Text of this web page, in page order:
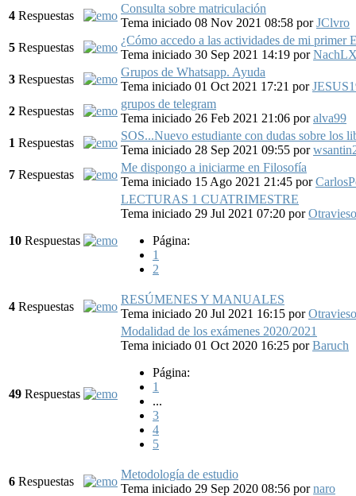
4 Respuestas
Consulta sobre matriculación
Tema iniciado 08 Nov 2021 08:58 porJClvro
5 Respuestas
¿Cómo accedo a las actividades de mi primer
Tema iniciado 30 Sep 2021 14:19 por
3 Respuestas
Grupos de Whatsapp. Ayuda
Tema iniciado 01 Oct 2021 17:21 por
2 Respuestas
grupos de telegram
Tema iniciado 26 Feb 2021 21:06 poralva99
1 Respuestas
SOS...Nuevo estudiante con dudas sobre los
Tema iniciado 28 Sep 2021 09:55 por
7 Respuestas
Me dispongo a iniciarme en Filosofía
Tema iniciado 15 Ago 2021 21:45 por
10 Respuestas
LECTURAS 1 CUATRIMESTRE
Tema iniciado 29 Jul 2021 07:20 por
Página:
1
2
4 Respuestas
RESÚMENES Y MANUALES
Tema iniciado 20 Jul 2021 16:15 por
49 Respuestas
Modalidad de los exámenes 2020/2021
Tema iniciado 01 Oct 2020 16:25 porBaruch
Página:
1
...
3
4
5
6 Respuestas
Metodología de estudio
Tema iniciado 29 Sep 2020 08:56 pornaro